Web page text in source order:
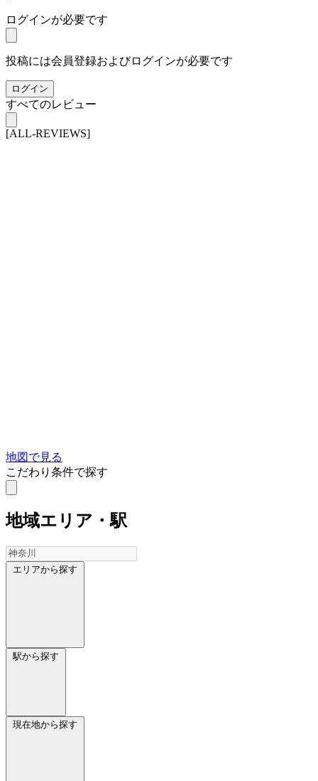
ログインが必要です
投稿には会員登録およびログインが必要です
ログイン
すべてのレビュー
[ALL-REVIEWS]
地図で見る
こだわり条件で探す
地域エリア・駅
エリアから探す
駅から探す
現在地から探す